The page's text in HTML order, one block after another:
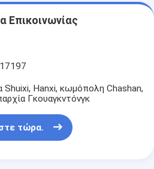
μηχανή
Επικοινωνίας
Shuixi, Hanxi, κωμόπολη Chashan,
Γκουαγκντόνγκ
τώρα.